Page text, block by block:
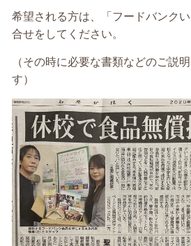
希望される方は、「フードバンク
合せをしてください。
（その時に必要な書類などのご説
す）